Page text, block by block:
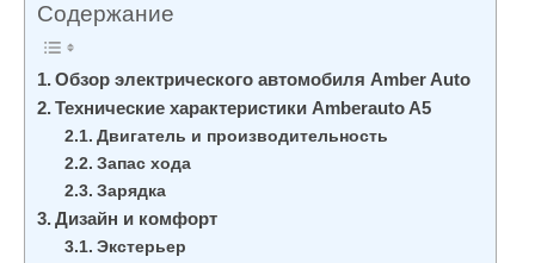
Содержание
Обзор электрического автомобиля Amber Auto
Технические характеристики Amberauto A5
Двигатель и производительность
Запас хода
Зарядка
Дизайн и комфорт
Экстерьер